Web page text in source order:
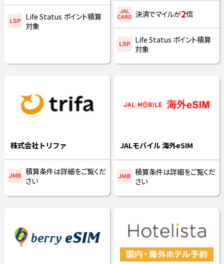
Life Status ポイント積算
対象
決済でマイルが2倍
Life Status ポイント積算
対象
株式会社トリファ
積算条件は詳細をご覧くだ
さい
JALモバイル 海外eSIM
積算条件は詳細をご覧くだ
さい